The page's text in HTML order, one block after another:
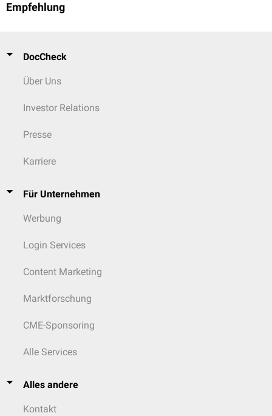
Empfehlung
DocCheck
Über Uns
Investor Relations
Presse
Karriere
Für Unternehmen
Werbung
Login Services
Content Marketing
Marktforschung
CME-Sponsoring
Alle Services
Alles andere
Kontakt